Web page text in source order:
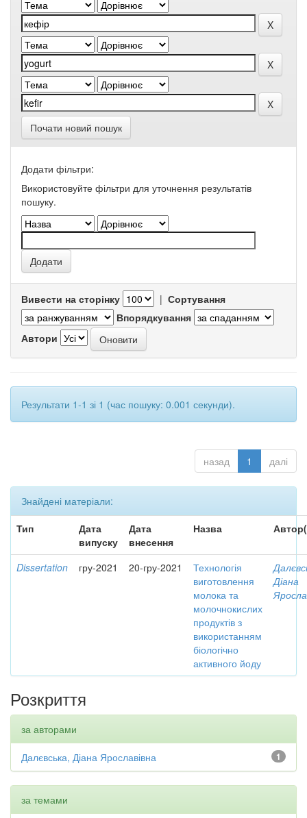
Почати новий пошук
Додати фільтри:
Використовуйте фільтри для уточнення результатів
пошуку.
Вивести на сторінку | Сортування
Впорядкування
Автори
Результати 1-1 зі 1 (час пошуку: 0.001 секунди).
назад 1 далі
Знайдені матеріали:
Тип
Дата
випуску
Дата
внесення
Назва
Dissertation гру-2021 20-гру-2021
Технологія
виготовлення
молока та
молочнокислих
продуктів з
використанням
біологічно
активного йоду
Діана
Розкриття
за авторами
1
Далєвська, Діана Ярославівна
за темами